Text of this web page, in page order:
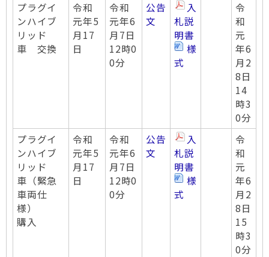
プラグイ
ンハイブ
リッド
車 交換
令和
元年5
月17
日
令和
元年6
月7日
12時0
0分
公告
文
入
札説
明書
様
式
令
和
元
年6
月2
8日
14
時3
0分
プラグイ
ンハイブ
リッド
車（緊急
車両仕
様）
購入
令和
元年5
月17
日
令和
元年6
月7日
12時0
0分
公告
文
入
札説
明書
様
式
令
和
元
年6
月2
8日
15
時3
0分